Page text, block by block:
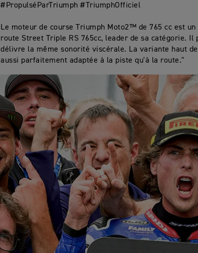
#PropulséParTriumph #TriumphOfficiel
Le moteur de course Triumph Moto2™ de 765 cc est
route Street Triple RS 765cc, leader de sa catégorie. Il
délivre la même sonorité viscérale. La variante haut
aussi parfaitement adaptée à la piste qu'à la route."